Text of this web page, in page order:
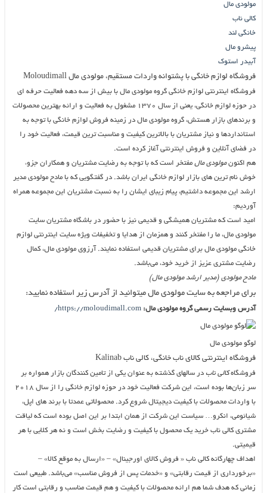
مولودی مال
کالی ناب
خانگی لند
پیشرو مال
آبیدر استوک
فروشگاه لوازم خانگی با پشتوانه واردات مستقیم، مولودی مال Moloudimall
فروشگاه اینترنتی لوازم خانگی گروه مولودی مال با بیش از سه دهه فعالیت حرفه ای
در حوزه لوازم خانگی، یعنی از سال ۱۳۷۰ مشغول به فعالیت و ارائه بهترین محصولات
و برندهای بازار هستش، گروه مولودی مال در زمینه فروش لوازم خانگی با توجه به
استانداردها و نیاز مشتریان با بالاترین کیفیت و مناسبت ترین قیمت، فعالیت خود را
در فضای آنلاین و فروش اینترنتی آغاز کرده است.
هم اکنونمولودی مالمفتخر است که با توجه به رضایت مشتریان و همکاران جزوء
خوش نام ترین های بازار لوازم خانگی ایران باشد. در گفتگویی که با مادح مولودی مدیر
ارشد این مجموعه داشتیم، پیام زیبای ایشان را به نسبت مشتریان این مجموعه همراه
آوردیم:
امید است که مشتریان همیشگی و قدیمی نیز با حضور در باشگاه مشتریان سایت
مولودی مال، ما را مفتخر کنند و همزمان از هدایا و تخفیفات ویژه سایت اینترنتی لوازم
خانگی مولودی مال برای مشتریان قدیمی استفاده نمایند. آرزوی مولودی مال، کمال
رضایت مشتری عزیز از خرید خود، می‌باشد.
مادح مولودی (مدیر ارشد مولودی مال)
برای مراجعه به سایت مولودی مال میتوانید از آدرس زیر استفاده نمایید:
آدرس وبسایت رسمی گروه مولودی مال: https://moloudimall.com/
لوگو مولودی مال
فروشگاه اینترنتی کالای ناب خانگی، کالی ناب Kalinab
فروشگاهکالی ناب در سالهای گذشته به عنوان یکی از تامین کنندگان بازار همواره بر
سر زبان‌ها بوده است، این شرکت فعالیت خود در حوزه لوازم خانگی را از سال ۲۰۱۸
با واردات محصولات با کیفیت دیجیتال شروع کرد. محصولاتی عمدتا با برند های اپل،
شیائومی، انکرو… سیاست این شرکت از همان ابتدا بر این اصل بوده است که لیاقت
مشتری کالی ناب خرید یک محصول با کیفیت و رضایت بخش است و نه هر کلایی با هر
قیمیتی.
اهداف چهارگانه کالی ناب « فروش کالای اورجینال» – «ارسال به موقع کالا» –
«برخورداری از قیمت رقابتی» و «خدمات پس از فروش مناسب» می‌باشد. طبیعی است
زمانی که هدف شما هم ارائه محصولات با کیفیت و هم قیمت مناسب و رقابتی است کار